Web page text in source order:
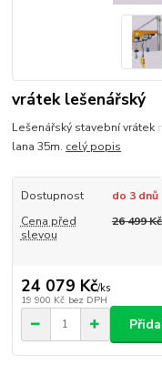
vrátek lešenářský
Lešenářský stavební vrátek
lana 35m. celý popis
Dostupnost
do 3 dnů
Cena před
slevou
26 499 Kč
24 079 Kč/ks
19 900 Kč bez DPH